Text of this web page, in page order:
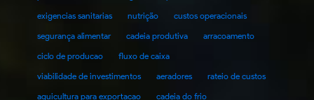
exigencias sanitarias
nutrição
custos operacionais
segurança alimentar
cadeia produtiva
arracoamento
ciclo de producao
fluxo de caixa
viabilidade de investimentos
aeradores
rateio de custos
aquicultura para exportacao
cadeia do frio